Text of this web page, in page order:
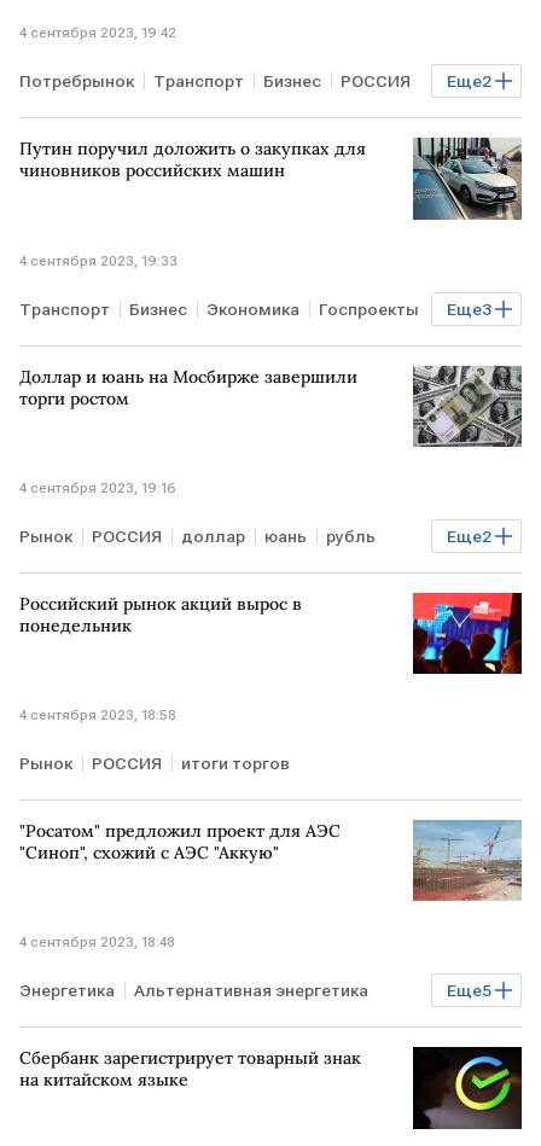
4 сентября 2023, 19:42
Еще2
Потребрынок Транспорт Бизнес РОССИЯ
аренда авто Авто
Путин поручил доложить о закупках для
чиновников российских машин
4 сентября 2023, 19:33
Еще3
Транспорт Бизнес Экономика Госпроекты
РОССИЯ поручение Путина Авто
Доллар и юань на Мосбирже завершили
торги ростом
4 сентября 2023, 19:16
Еще2
Рынок РОССИЯ доллар юань рубль
Курсы валют итоги торгов
Российский рынок акций вырос в
понедельник
4 сентября 2023, 18:58
Рынок РОССИЯ итоги торгов
"Росатом" предложил проект для АЭС
"Синоп", схожий с АЭС "Аккую"
4 сентября 2023, 18:48
Еще5
Энергетика Альтернативная энергетика
В мире РОССИЯ АЭС ТУРЦИЯ Росатом
Сбербанк зарегистрирует товарный знак
на китайском языке